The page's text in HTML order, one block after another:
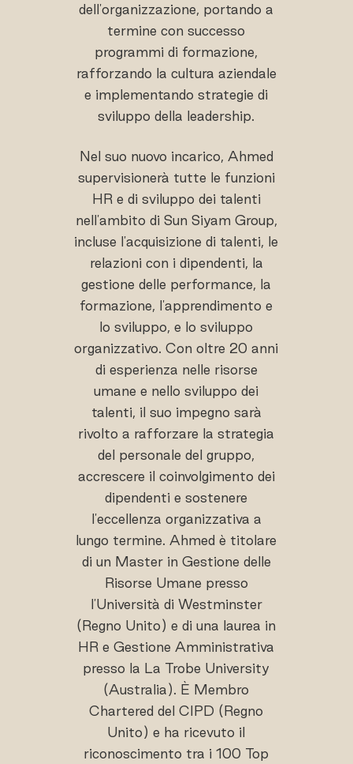
dell'organizzazione, portando a
termine con successo
programmi di formazione,
rafforzando la cultura aziendale
e implementando strategie di
sviluppo della leadership.
Nel suo nuovo incarico, Ahmed
supervisionerà tutte le funzioni
HR e di sviluppo dei talenti
nell'ambito di Sun Siyam Group,
incluse l'acquisizione di talenti, le
relazioni con i dipendenti, la
gestione delle performance, la
formazione, l'apprendimento e
lo sviluppo, e lo sviluppo
organizzativo. Con oltre 20 anni
di esperienza nelle risorse
umane e nello sviluppo dei
talenti, il suo impegno sarà
rivolto a rafforzare la strategia
del personale del gruppo,
accrescere il coinvolgimento dei
dipendenti e sostenere
l'eccellenza organizzativa a
lungo termine. Ahmed è titolare
di un Master in Gestione delle
Risorse Umane presso
l'Università di Westminster
(Regno Unito) e di una laurea in
HR e Gestione Amministrativa
presso la La Trobe University
(Australia). È Membro
Chartered del CIPD (Regno
Unito) e ha ricevuto il
riconoscimento tra i 100 Top